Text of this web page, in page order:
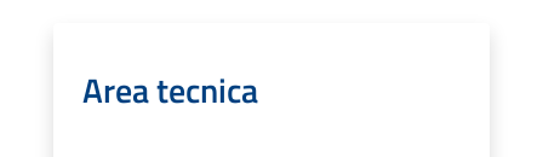
Area tecnica